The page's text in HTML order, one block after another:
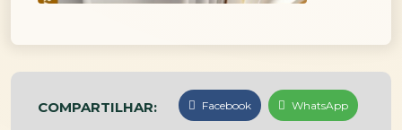
COMPARTILHAR: Facebook WhatsApp